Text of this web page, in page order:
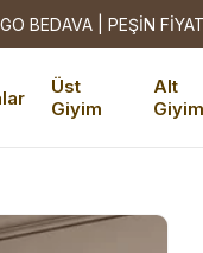
BEDAVA | PEŞİN
Üst
Giyim
Alt
Giyim